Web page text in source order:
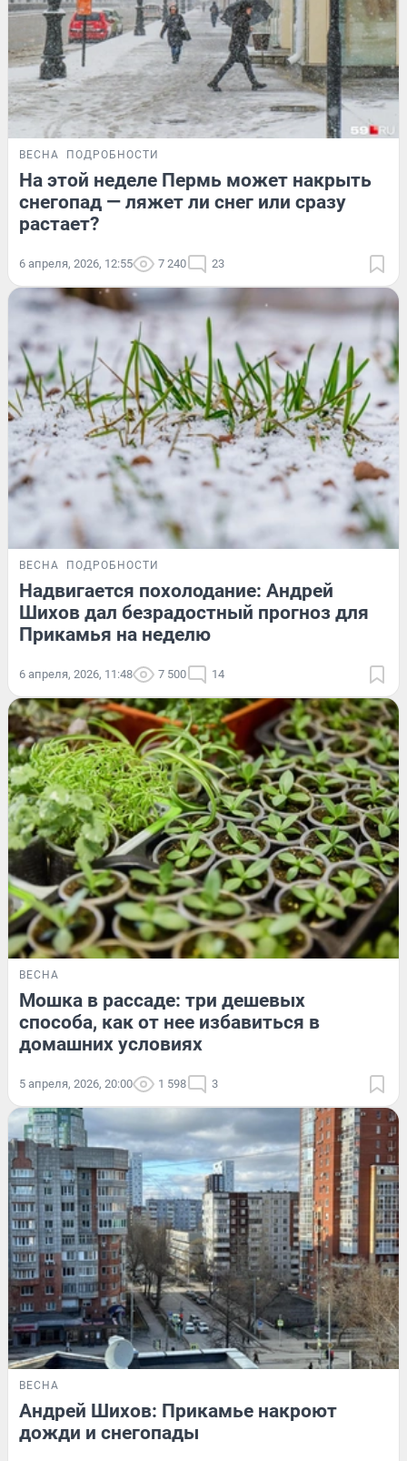
ВЕСНА ПОДРОБНОСТИ
На этой неделе Пермь может накрыть
снегопад — ляжет ли снег или сразу
растает?
6 апреля, 2026, 12:55 7 240 23
ВЕСНА ПОДРОБНОСТИ
Надвигается похолодание: Андрей
Шихов дал безрадостный прогноз для
Прикамья на неделю
6 апреля, 2026, 11:48 7 500 14
ВЕСНА
Мошка в рассаде: три дешевых
способа, как от нее избавиться в
домашних условиях
5 апреля, 2026, 20:00 1 598 3
ВЕСНА
Андрей Шихов: Прикамье накроют
дожди и снегопады